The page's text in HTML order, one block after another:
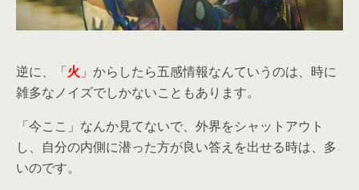
逆に、「火 」からしたら五感情報なんていうのは、時に
雑多なノイズでしかないこともあります。
「今ここ」なんか見てないで、外界をシャットアウト
し、自分の内側に潜った方が良い答えを出せる時は、多
いのです。